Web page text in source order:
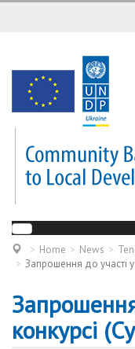
Home News
Запрошення до участі
конкурсі